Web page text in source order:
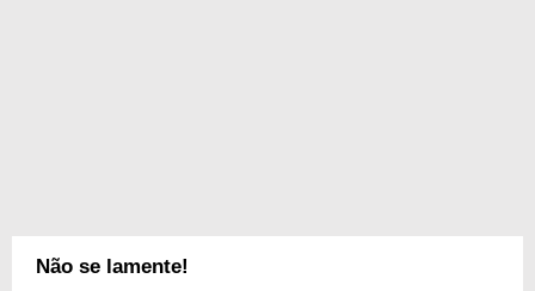
Não se lamente!